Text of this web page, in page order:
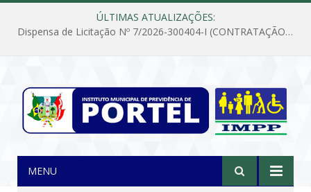
ÚLTIMAS ATUALIZAÇÕES:
Dispensa de Licitação Nº 7/2026-300404-I (CONTRATAÇÃO DE EMPRESA PARA MANUTENÇÃO E REPARAÇÃO DE APARELHOS DE AR CONDICIONADO, EM ATENDIMENTO ÀS NECESSIDADES DO INSTITUTO DE PREVIDÊNCIA MUNICIPAL DE PORTEL/PA)
MENU